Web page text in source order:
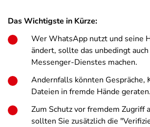
Das Wichtigste in Kürze:
Wer WhatsApp nutzt und seine
ändert, sollte das unbedingt
Messenger-Dienstes machen.
Andernfalls könnten Gespräche,
Dateien in fremde Hände geraten.
Zum Schutz vor fremdem Zugriff
sollten Sie zusätzlich die